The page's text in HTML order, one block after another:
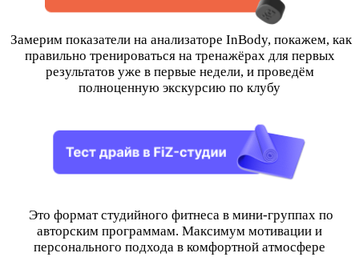
Замерим показатели на анализаторе InBody, покажем, как
правильно тренироваться на тренажёрах для первых
результатов уже в первые недели, и проведём
полноценную экскурсию по клубу
Это формат студийного фитнеса в мини-группах по
авторским программам. Максимум мотивации и
персонального подхода в комфортной атмосфере